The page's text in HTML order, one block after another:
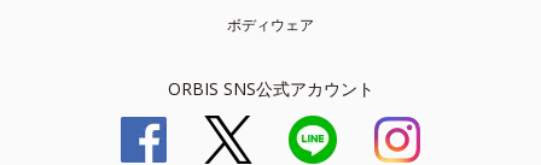
ボディウェア
ORBIS SNS公式アカウント